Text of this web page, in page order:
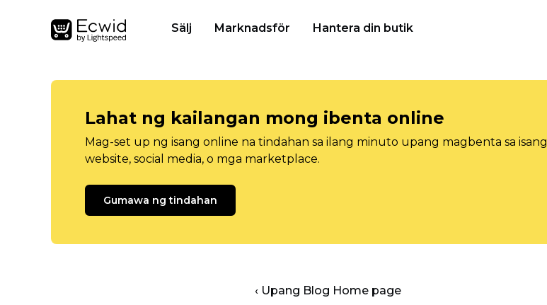
Sälj Marknadsför Hantera din butik
Lahat ng kailangan mong ibenta online
Mag-set up ng isang online na tindahan sa ilang minuto upang magbenta sa isang
website, social media, o mga marketplace.
Gumawa ng tindahan
‹ Upang Blog Home page